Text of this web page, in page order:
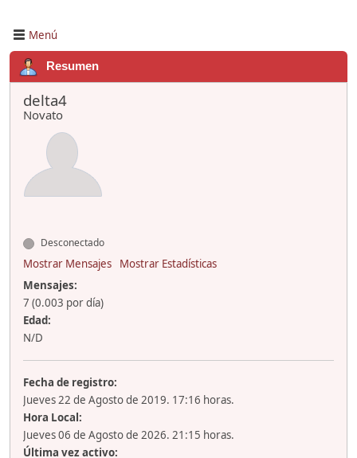
Menú
Resumen
delta4
Novato
Desconectado
Mostrar Mensajes
Mostrar Estadísticas
Mensajes:
7 (0.003 por día)
Edad:
N/D
Fecha de registro:
Jueves 22 de Agosto de 2019. 17:16 horas.
Hora Local:
Jueves 06 de Agosto de 2026. 21:15 horas.
Última vez activo: